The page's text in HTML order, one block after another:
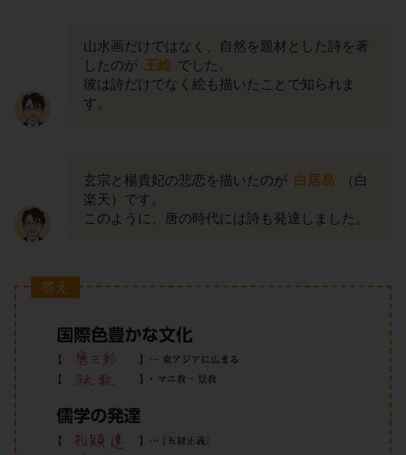
山水画だけではなく、自然を題材とした詩を著
したのが 王維 でした。
彼は詩だけでなく絵も描いたことで知られま
す。
玄宗と楊貴妃の悲恋を描いたのが 白居易
（白
楽天）です。
このように、唐の時代には詩も発達しました。
答え